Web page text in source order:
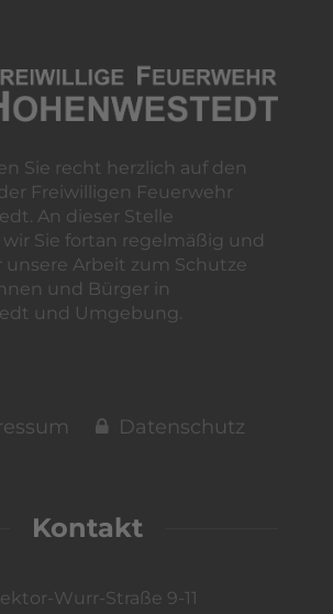
Sie recht herzlich auf den
Freiwilligen Feuerwehr
An dieser Stelle
wir Sie fortan regelmäßig und
Arbeit zum Schutze
und Bürger in
und Umgebung.
Datenschutz
Kontakt
Wurr-Straße 9-11